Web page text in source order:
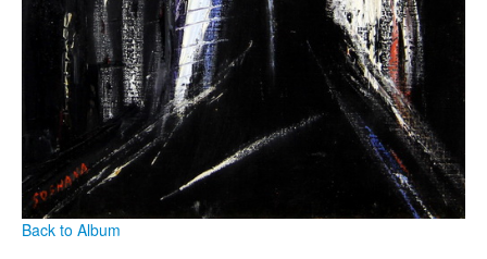
Back to Album